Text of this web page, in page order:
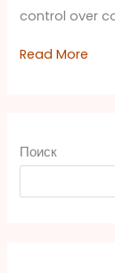
control over
Read More
Поиск